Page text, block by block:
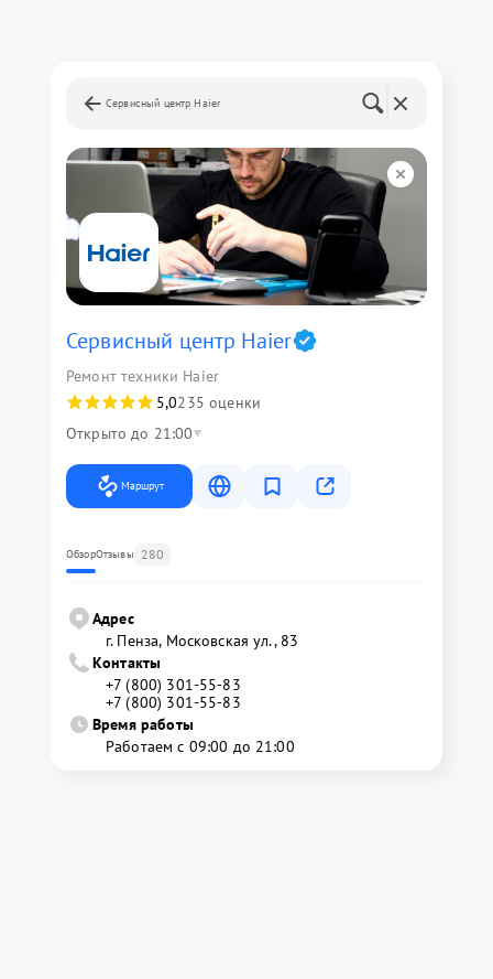
Сервисный центр Haier
Сервисный центр Haier
Ремонт техники Haier
5,0235 оценки
Открыто до 21:00
Маршрут
ОбзорОтзывы 280
Адрес
г. Пенза, Московская ул., 83
Контакты
+7 (800) 301-55-83
+7 (800) 301-55-83
Время работы
Работаем с 09:00 до 21:00